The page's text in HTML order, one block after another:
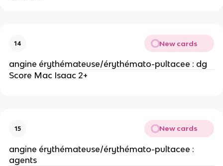
14 New cards
angine érythémateuse/érythémato-pultacee : dg
Score Mac Isaac 2+
15 New cards
angine érythémateuse/érythémato-pultacee :
agents